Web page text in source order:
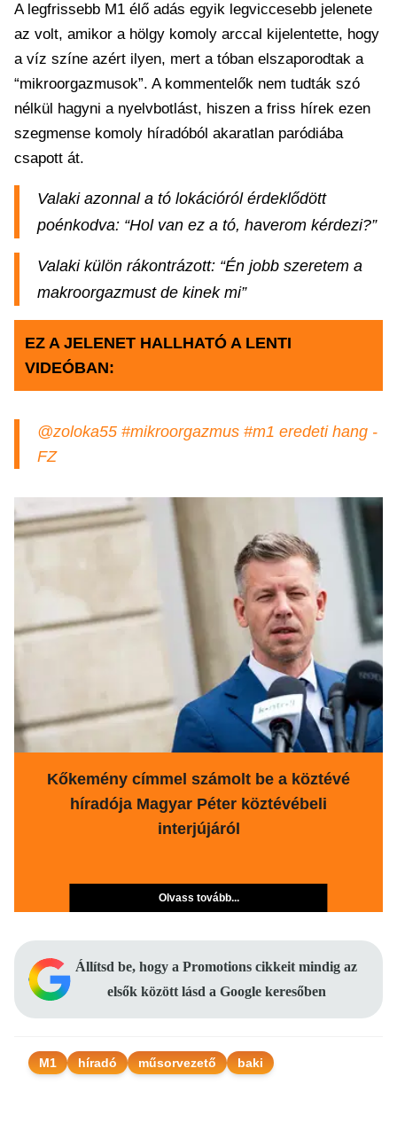
A legfrissebb M1 élő adás egyik legviccesebb jelenete
az volt, amikor a hölgy komoly arccal kijelentette, hogy
a víz színe azért ilyen, mert a tóban elszaporodtak a
“mikroorgazmusok”. A kommentelők nem tudták szó
nélkül hagyni a nyelvbotlást, hiszen a friss hírek ezen
szegmense komoly híradóból akaratlan paródiába
csapott át.
Valaki azonnal a tó lokációról érdeklődött
poénkodva: “Hol van ez a tó, haverom kérdezi?”
Valaki külön rákontrázott: “Én jobb szeretem a
makroorgazmust de kinek mi”
EZ A JELENET HALLHATÓ A LENTI
VIDEÓBAN:
@zoloka55 #mikroorgazmus #m1 eredeti hang -
FZ
Kőkemény címmel számolt be a köztévé
híradója Magyar Péter köztévébeli
interjújáról
Olvass tovább...
Állítsd be, hogy a Promotions cikkeit mindig az
elsők között lásd a Google keresőben
M1 híradó műsorvezető baki